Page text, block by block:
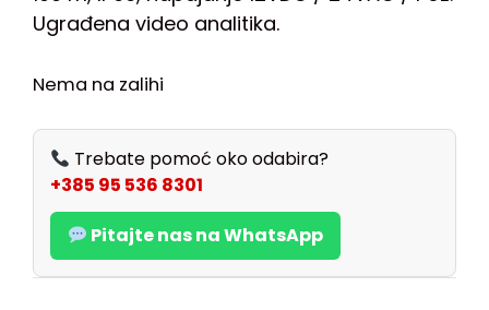
Ugrađena video analitika.
Nema na zalihi
Trebate pomoć oko odabira?
+385 95 536 8301
Pitajte nas na WhatsApp